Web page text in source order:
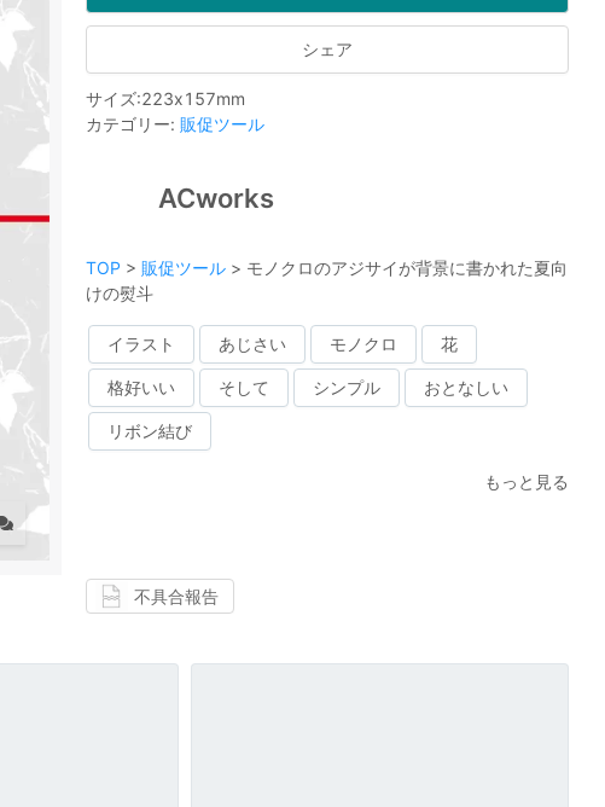
シェア
サイズ:223x157mm
カテゴリー: 販促ツール
ACworks
TOP > 販促ツール > モノクロのアジサイが背景に書かれた夏向
けの熨斗
イラスト あじさい モノクロ 花
格好いい そして シンプル おとなしい
リボン結び
もっと見る
不具合報告